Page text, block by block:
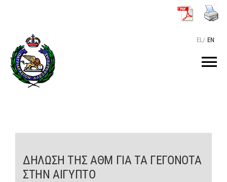
περιεχόμενο
EL/ EN
O ΠΑΤΡΙΑΡΧΗΣ
ΤΟ ΠΑΤΡΙΑΡΧΕΙΟ
ΔΗΛΩΣΗ ΤΗΣ ΑΘΜ ΓΙΑ ΤΑ ΓΕΓΟΝΟΤΑ
ΣΤΗΝ ΑΙΓΥΠΤΟ